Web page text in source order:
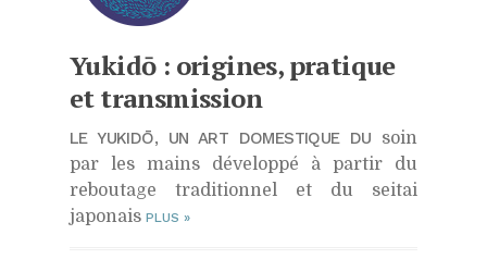
Yukidō : origines, pratique
et transmission
LE YUKIDŌ, UN ART DOMESTIQUE DU soin
par les mains développé à partir du
reboutage traditionnel et du seitai
japonais PLUS »